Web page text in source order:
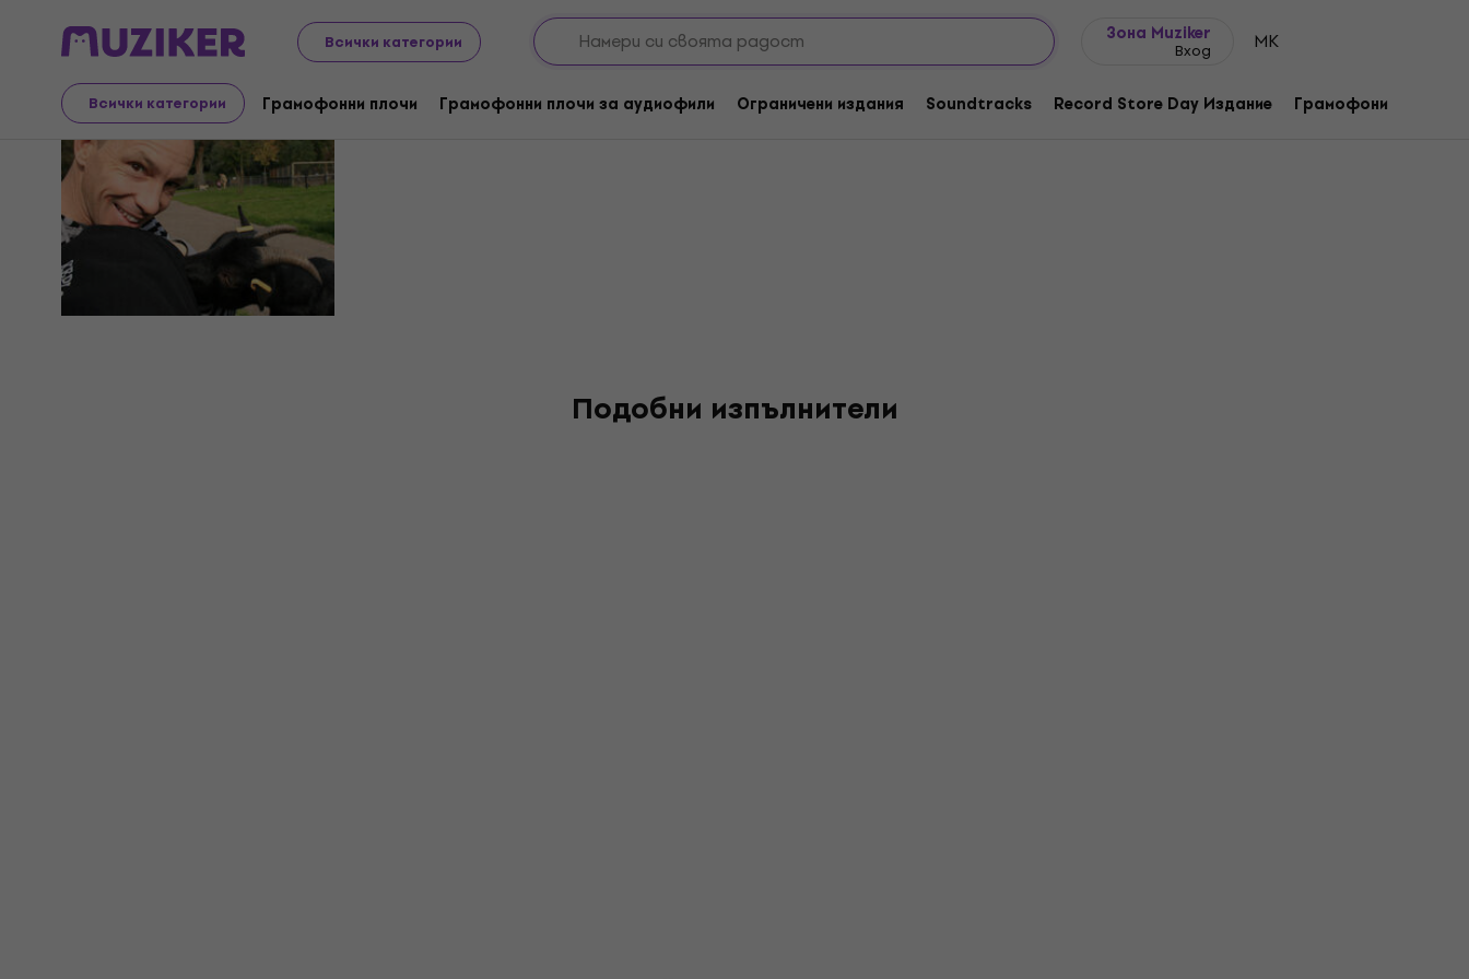
Всички категории
Зона Muziker
Вход MK
Всички категории Грамофонни плочи Грамофонни плочи за аудиофили Ограничени издания Soundtracks Record Store Day Издание Грамофони
Kepi
Подобни изпълнители